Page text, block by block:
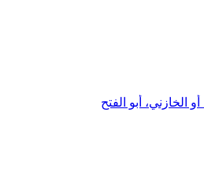
الخازني، أبو الفتح